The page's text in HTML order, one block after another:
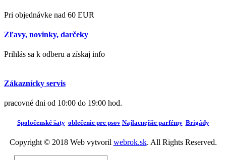
Pri objednávke nad 60 EUR
Zľavy, novinky, darčeky
Prihlás sa k odberu a získaj info
Zákaznícky servis
pracovné dni od 10:00 do 19:00 hod.
Spoločenské šaty oblečenie pre psov Najlacnejšie parfémy Brigády
Copyright © 2018 Web vytvoril webrok.sk. All Rights Reserved.